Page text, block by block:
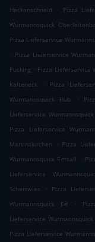
Heckenschneid
. Pizza
Wurmannsquick
Pizza Lieferservice
. Pizza Lieferservice
Pucking . Pizza Lieferservice
Kalteneck
. Pizza
Wurmannsquick Hub
.
Lieferservice
Pizza Lieferservice
Martinskirchen
. Pizza
Wurmannsquick Edstall
.
Lieferservice
Scherrwies
. Pizza
Wurmannsquick Ed
.
Lieferservice Wurmannsquick
Pizza Lieferservice